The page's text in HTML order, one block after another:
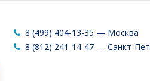
8 (499) 404-13-35 — Москва
8 (812) 241-14-47 — Санкт-